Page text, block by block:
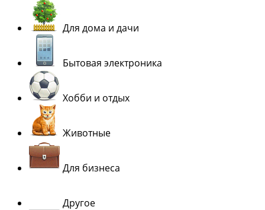
Для дома и дачи
Бытовая электроника
Хобби и отдых
Животные
Для бизнеса
Другое